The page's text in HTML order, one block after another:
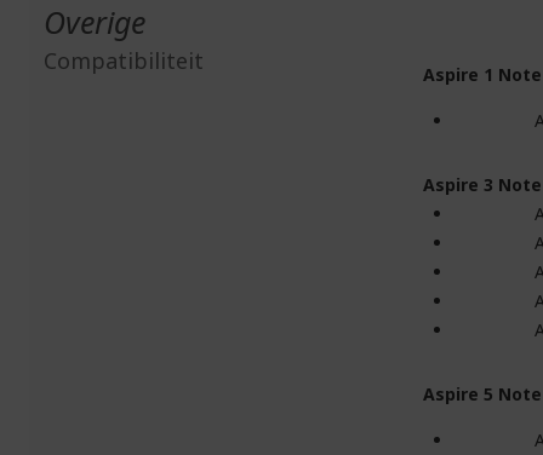
Overige
Compatibiliteit
Aspire 1
Aspire 3
Aspire 5